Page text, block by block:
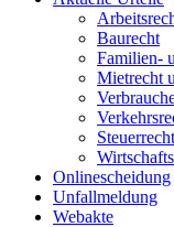
Baurecht
Familien-
Mietrecht
Steuerrecht
Onlinescheidung
Unfallmeldung
Webakte